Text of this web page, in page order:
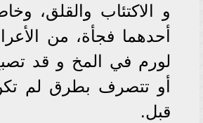
و الاكتئاب والقلق،
أحدهما فجأة، من
لورم في المخ و قد
أو تتصرف بطرق لم
قبل.